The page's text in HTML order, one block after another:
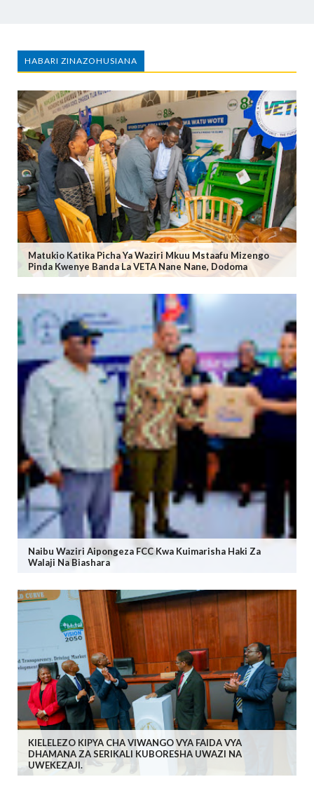
HABARI ZINAZOHUSIANA
Matukio Katika Picha Ya Waziri Mkuu Mstaafu Mizengo
Pinda Kwenye Banda La VETA Nane Nane, Dodoma
Naibu Waziri Aipongeza FCC Kwa Kuimarisha Haki Za
Walaji Na Biashara
KIELELEZO KIPYA CHA VIWANGO VYA FAIDA VYA
DHAMANA ZA SERIKALI KUBORESHA UWAZI NA
UWEKEZAJI.